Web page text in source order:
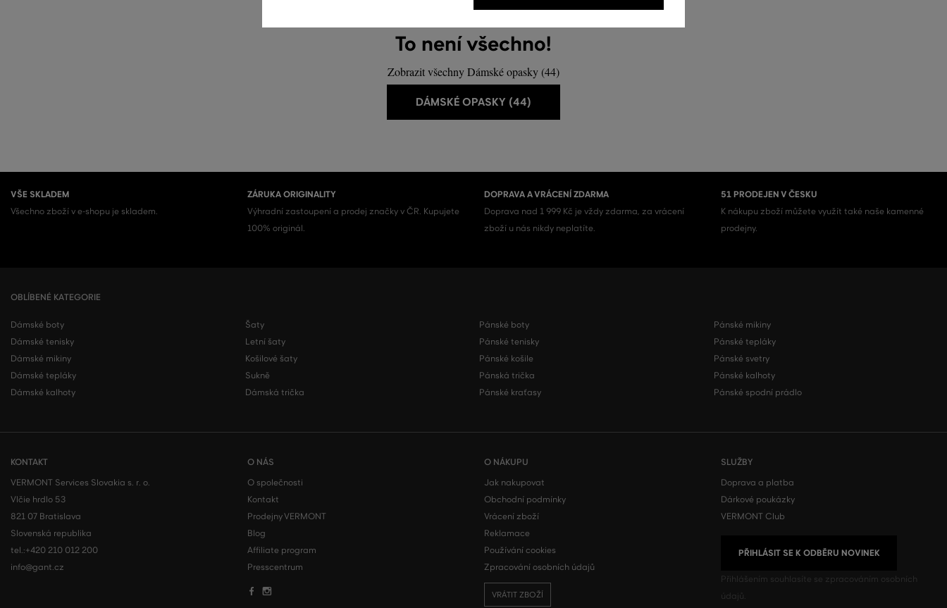
To není všechno!
Zobrazit všechny Dámské opasky (44)
DÁMSKÉ OPASKY (44)
VŠE SKLADEM
Všechno zboží v e-shopu je skladem.
ZÁRUKA ORIGINALITY
Výhradní zastoupení a prodej značky v ČR. Kupujete
100% originál.
DOPRAVA A VRÁCENÍ ZDARMA
Doprava nad 1 999 Kč je vždy zdarma, za vrácení
zboží u nás nikdy neplatíte.
51 PRODEJEN V ČESKU
K nákupu zboží můžete využít také naše kamenné
prodejny.
OBLÍBENÉ KATEGORIE
Dámské boty
Dámské tenisky
Dámské mikiny
Dámské tepláky
Dámské kalhoty
Šaty
Letní šaty
Košilové šaty
Sukně
Dámská trička
Pánské boty
Pánské tenisky
Pánské košile
Pánská trička
Pánské kraťasy
Pánské mikiny
Pánské tepláky
Pánské svetry
Pánské kalhoty
Pánské spodní prádlo
KONTAKT
VERMONT Services Slovakia s. r. o.
Vlčie hrdlo 53
821 07 Bratislava
Slovenská republika
tel.:+420 210 012 200
info@gant.cz
O NÁS
O společnosti
Kontakt
Prodejny VERMONT
Blog
Affiliate program
Presscentrum
O NÁKUPU
Jak nakupovat
Obchodní podmínky
Vrácení zboží
Reklamace
Používání cookies
Zpracování osobních údajů
VRÁTIT ZBOŽÍ
SLUŽBY
Doprava a platba
Dárkové poukázky
VERMONT Club
PŘIHLÁSIT SE K ODBĚRU NOVINEK
Přihlášením souhlasíte se zpracováním osobních
údajů.